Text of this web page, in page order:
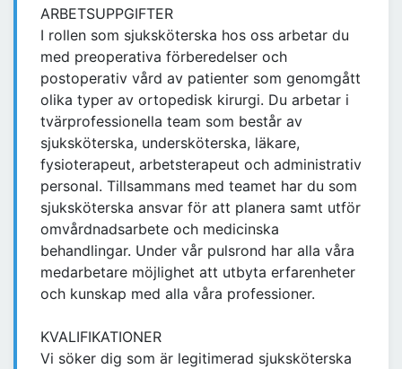
ARBETSUPPGIFTER
I rollen som sjuksköterska hos oss arbetar du
med preoperativa förberedelser och
postoperativ vård av patienter som genomgått
olika typer av ortopedisk kirurgi. Du arbetar i
tvärprofessionella team som består av
sjuksköterska, undersköterska, läkare,
fysioterapeut, arbetsterapeut och administrativ
personal. Tillsammans med teamet har du som
sjuksköterska ansvar för att planera samt utför
omvårdnadsarbete och medicinska
behandlingar. Under vår pulsrond har alla våra
medarbetare möjlighet att utbyta erfarenheter
och kunskap med alla våra professioner.
KVALIFIKATIONER
Vi söker dig som är legitimerad sjuksköterska